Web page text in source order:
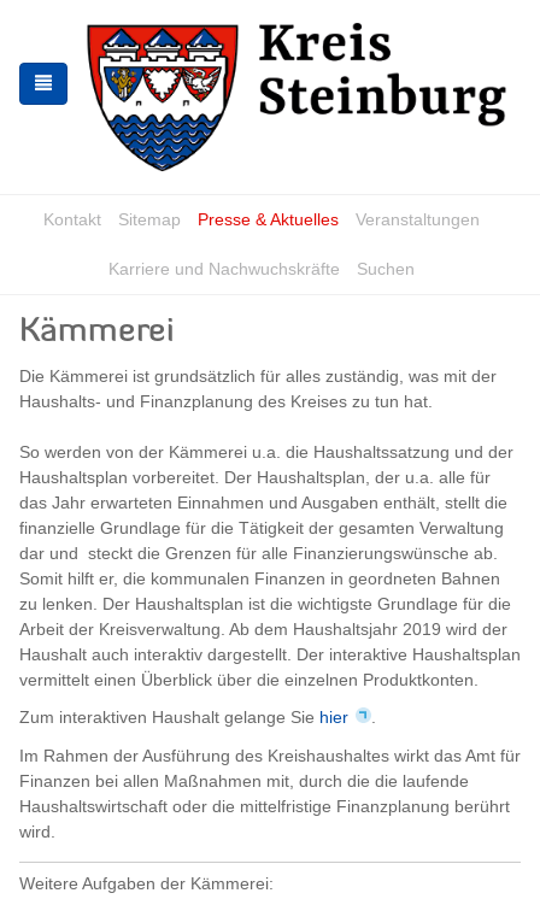
springen
springen
Kontakt Sitemap Presse & Aktuelles Veranstaltungen
Karriere und Nachwuchskräfte Suchen
Kämmerei
Die Kämmerei ist grundsätzlich für alles zuständig, was mit der
Haushalts- und Finanzplanung des Kreises zu tun hat.
So werden von der Kämmerei u.a. die Haushaltssatzung und der
Haushaltsplan vorbereitet. Der Haushaltsplan, der u.a. alle für
das Jahr erwarteten Einnahmen und Ausgaben enthält, stellt die
finanzielle Grundlage für die Tätigkeit der gesamten Verwaltung
dar und steckt die Grenzen für alle Finanzierungswünsche ab.
Somit hilft er, die kommunalen Finanzen in geordneten Bahnen
zu lenken. Der Haushaltsplan ist die wichtigste Grundlage für die
Arbeit der Kreisverwaltung. Ab dem Haushaltsjahr 2019 wird der
Haushalt auch interaktiv dargestellt. Der interaktive Haushaltsplan
vermittelt einen Überblick über die einzelnen Produktkonten.
Zum interaktiven Haushalt gelange Sie hier
.
Im Rahmen der Ausführung des Kreishaushaltes wirkt das Amt für
Finanzen bei allen Maßnahmen mit, durch die die laufende
Haushaltswirtschaft oder die mittelfristige Finanzplanung berührt
wird.
Weitere Aufgaben der Kämmerei: